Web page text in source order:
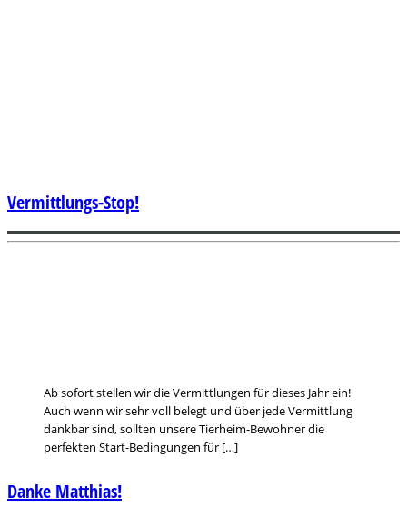
Ab sofort stellen wir die Vermittlungen für dieses Jahr ein!
Auch wenn wir sehr voll belegt und über jede Vermittlung
dankbar sind, sollten unsere Tierheim-Bewohner die
perfekten Start-Bedingungen für […]
Vermittlungs-Stop!
Danke Matthias!